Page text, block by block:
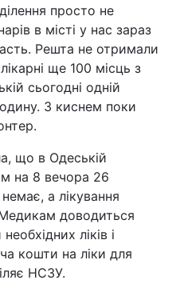
просто не
в місті у нас зараз
Решта не отримали
ще 100 місць з
сьогодні одній
З киснем поки
що в Одеській
на 8 вечора 26
а лікування
доводиться
ліків і
кошти на ліки для
НСЗУ.